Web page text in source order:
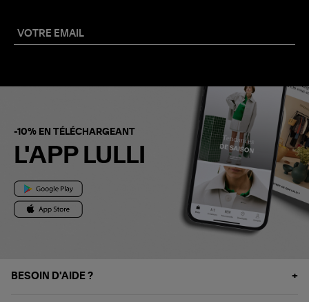
-10% EN TÉLÉCHARGEANT
L'APP LULLI
BESOIN D'AIDE ?